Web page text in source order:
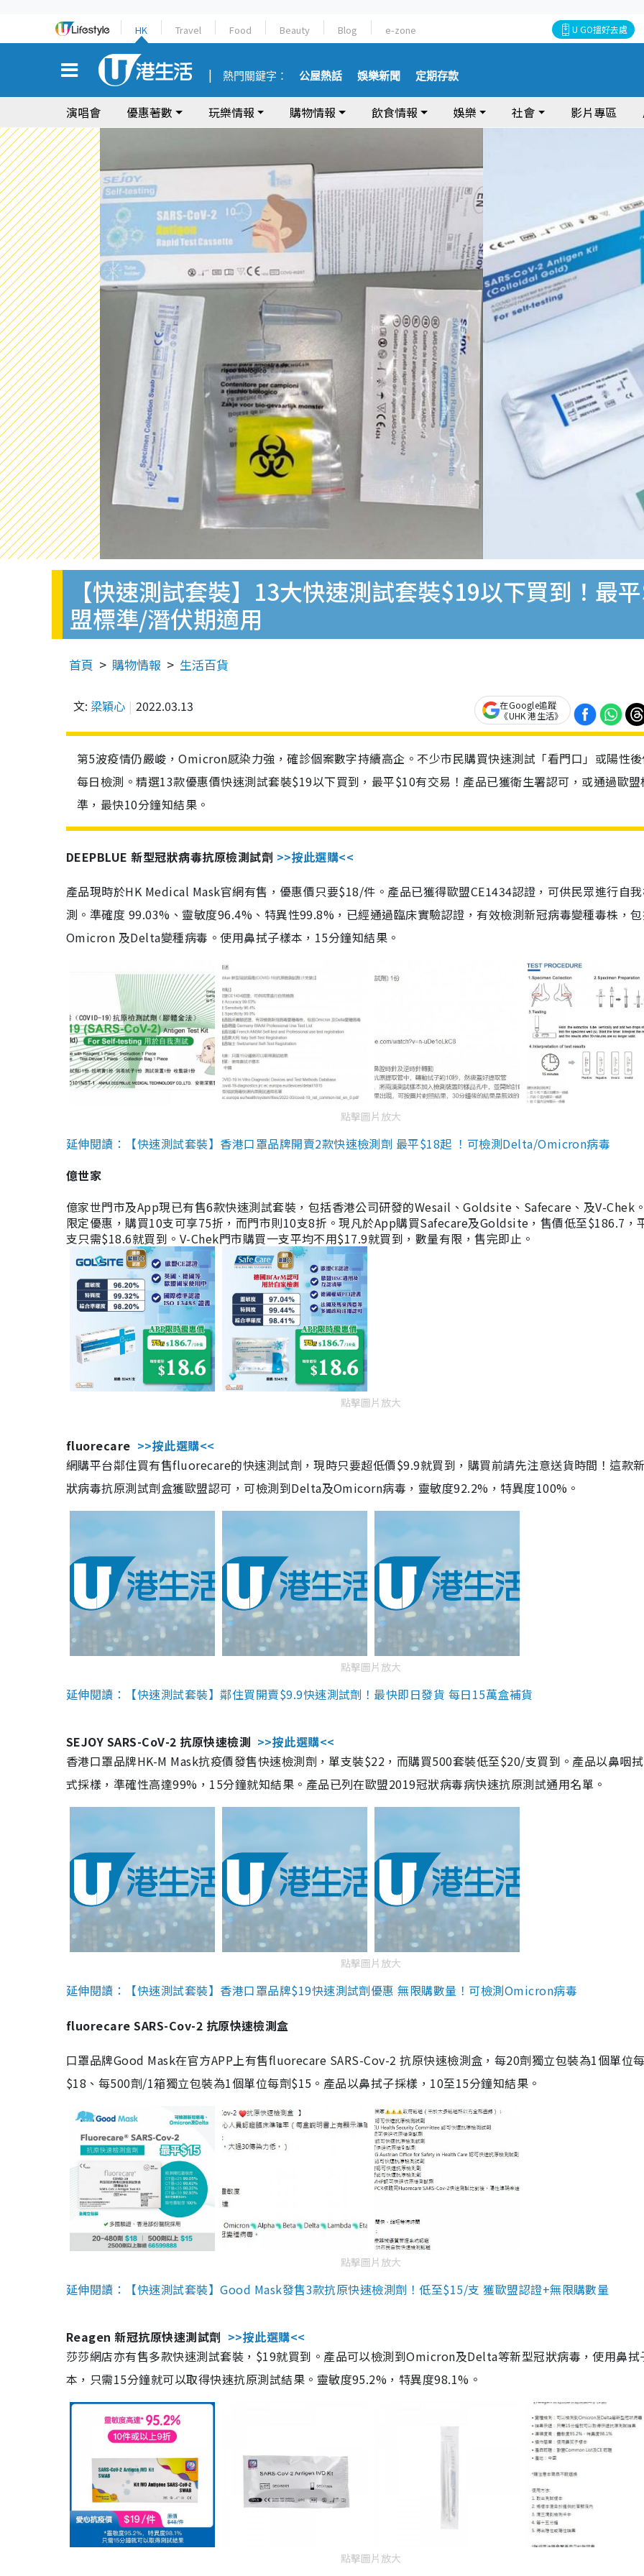
HK Travel Food Beauty Blog e-zone U GO搵好去處
熱門關鍵字： 公屋熱話 娛樂新聞 定期存款
演唱會 優惠著數 玩樂情報 購物情報 飲食情報 娛樂 社會 影片專區
【快速測試套裝】13大快速測試套裝$19以下買到！最
盟標準/潛伏期適用
首頁 購物情報 生活百貨
文: 梁穎心 2022.03.13
在Google追蹤
《UHK 港生活》
第5波疫情仍嚴峻，Omicron感染力強，確診個案數字持續高企。不少市民購買快速測試「看門口」或陽性
每日檢測。精選13款優惠價快速測試套裝$19以下買到，最平$10有交易！產品已獲衛生署認可，或通過歐盟
準，最快10分鐘知結果。
DEEPBLUE 新型冠狀病毒抗原檢測試劑 >>按此選購<<
產品現時於HK Medical Mask官網有售，優惠價只要$18/件。產品已獲得歐盟CE1434認證，可供民眾進行自
測。準確度 99.03%、靈敏度96.4%、特異性99.8%，已經通過臨床實驗認證，有效檢測新冠病毒變種毒株，
Omicron 及Delta變種病毒。使用鼻拭子樣本，15分鐘知結果。
點擊圖片放大
延伸閱讀：【快速測試套裝】香港口罩品牌開賣2款快速檢測劑 最平$18起 ！可檢測Delta/Omicron病毒
億世家
億家世門市及App現已有售6款快速測試套裝，包括香港公司研發的Wesail、Goldsite、Safecare、及V-Chek
限定優惠，購買10支可享75折，而門市則10支8折。現凡於App購買Safecare及Goldsite，售價低至$186.7，
支只需$18.6就買到。V-Chek門市購買一支平均不用$17.9就買到，數量有限，售完即止。
點擊圖片放大
fluorecare >>按此選購<<
網購平台鄰住買有售fluorecare的快速測試劑，現時只要超低價$9.9就買到，購買前請先注意送貨時間！這款
狀病毒抗原測試劑盒獲歐盟認可，可檢測到Delta及Omicorn病毒，靈敏度92.2%，特異度100%。
點擊圖片放大
延伸閱讀：【快速測試套裝】鄰住買開賣$9.9快速測試劑！最快即日發貨 每日15萬盒補貨
SEJOY SARS-CoV-2 抗原快速檢測 >>按此選購<<
香港口罩品牌HK-M Mask抗疫價發售快速檢測劑，單支裝$22，而購買500套裝低至$20/支買到。產品以鼻咽
式採樣，準確性高達99%，15分鐘就知結果。產品已列在歐盟2019冠狀病毒病快速抗原測試通用名單。
點擊圖片放大
延伸閱讀：【快速測試套裝】香港口罩品牌$19快速測試劑優惠 無限購數量！可檢測Omicron病毒
fluorecare SARS-Cov-2 抗原快速檢測盒
口罩品牌Good Mask在官方APP上有售fluorecare SARS-Cov-2 抗原快速檢測盒，每20劑獨立包裝為1個單位
$18、每500劑/1箱獨立包裝為1個單位每劑$15。產品以鼻拭子採樣，10至15分鐘知結果。
點擊圖片放大
延伸閱讀：【快速測試套裝】Good Mask發售3款抗原快速檢測劑！低至$15/支 獲歐盟認證+無限購數量
Reagen 新冠抗原快速測試劑 >>按此選購<<
莎莎網店亦有售多款快速測試套裝，$19就買到。產品可以檢測到Omicron及Delta等新型冠狀病毒，使用鼻拭
本，只需15分鐘就可以取得快速抗原測試結果。靈敏度95.2%，特異度98.1%。
點擊圖片放大